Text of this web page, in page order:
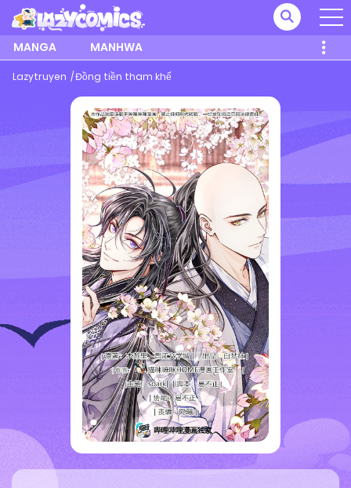
MANGA MANHWA
Lazytruyen Đồng tiền tham khế